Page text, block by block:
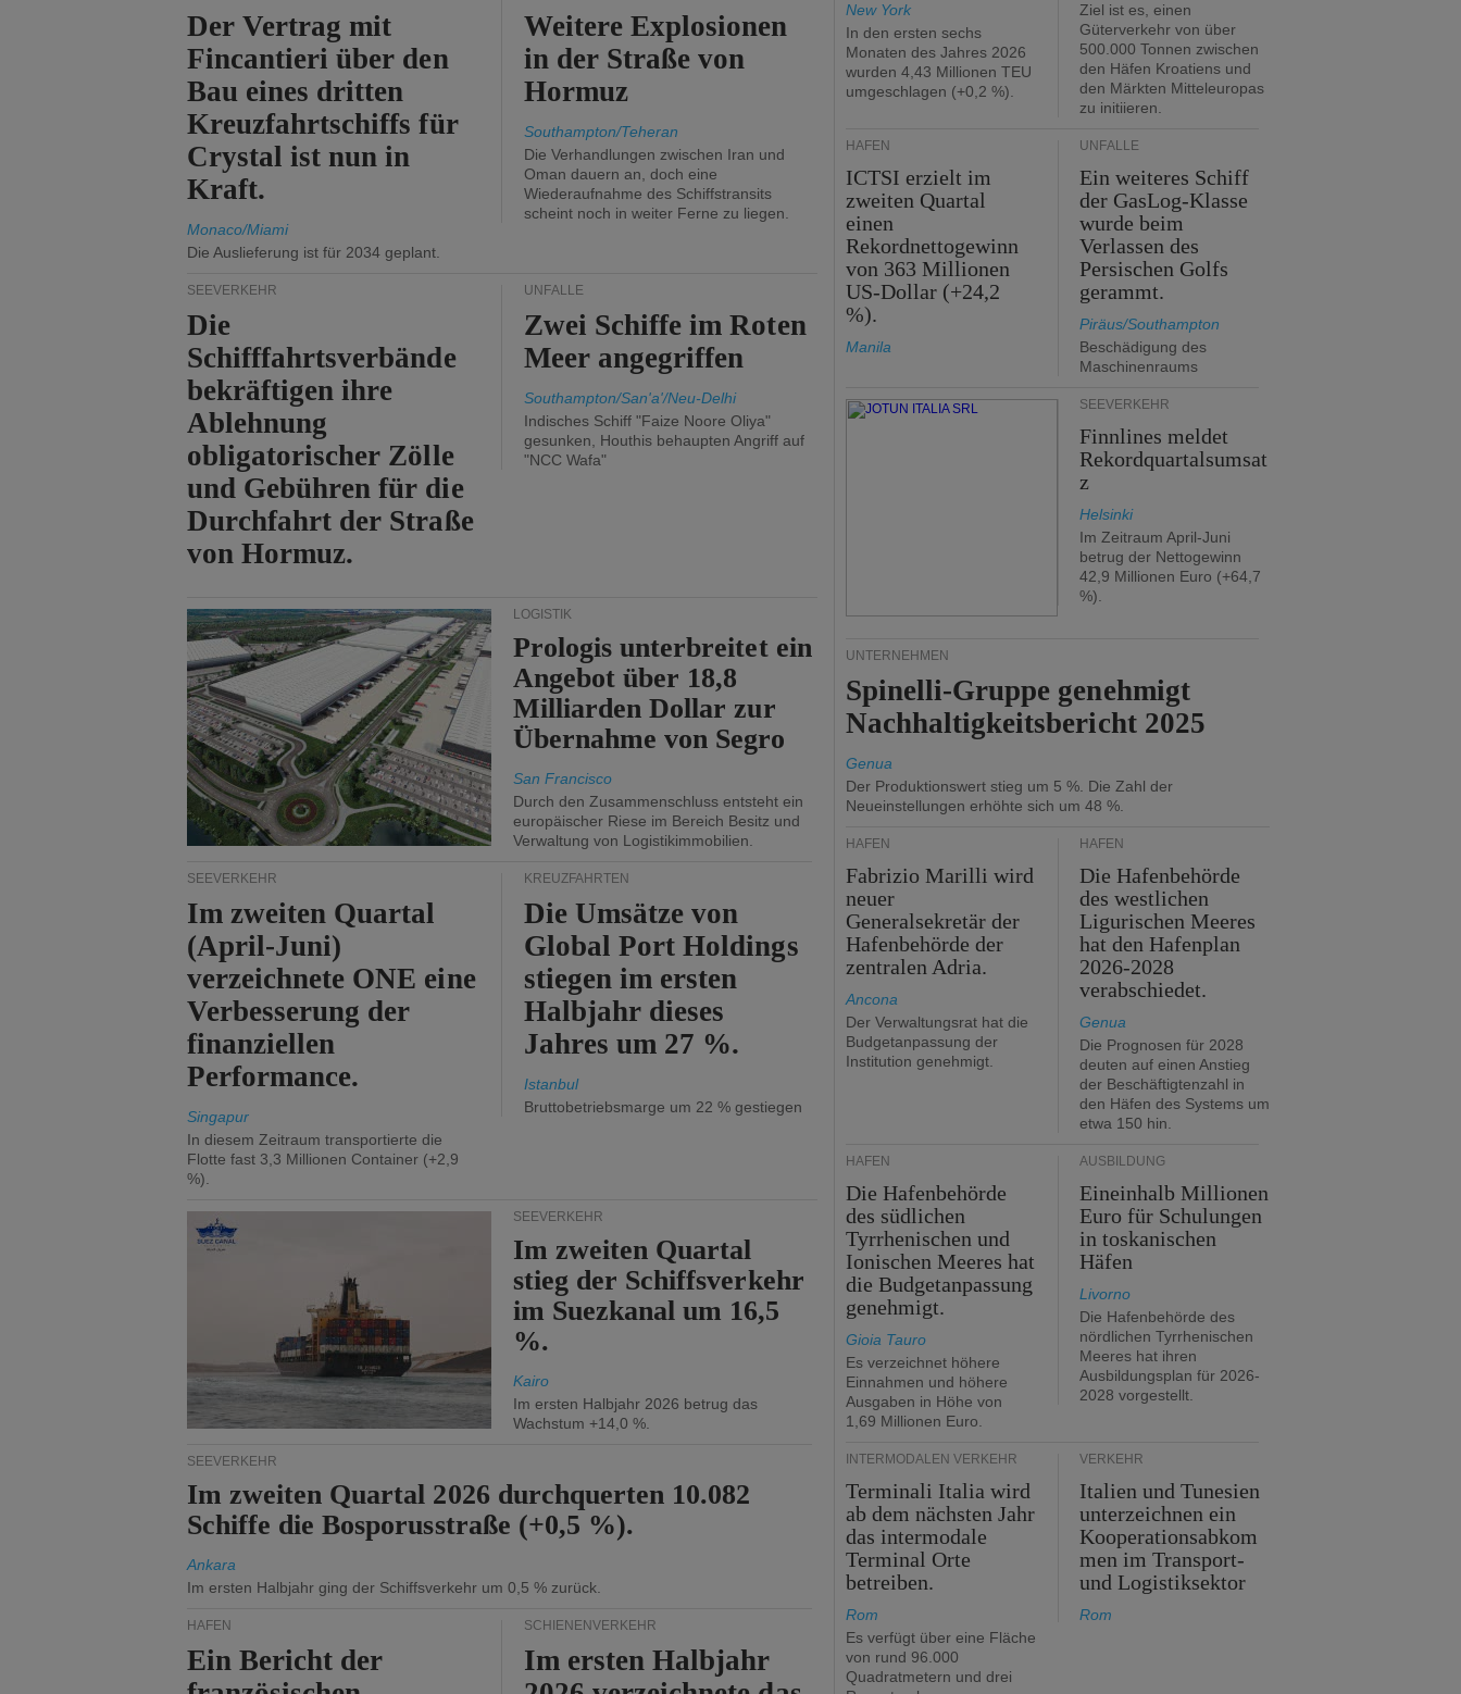
Der Vertrag mit
Fincantieri über den
Bau eines dritten
Kreuzfahrtschiffs für
Crystal ist nun in
Kraft.
Monaco/Miami
Die Auslieferung ist für 2034 geplant.
Weitere Explosionen
in der Straße von
Hormuz
Southampton/Teheran
Die Verhandlungen zwischen Iran und
Oman dauern an, doch eine
Wiederaufnahme des Schiffstransits
scheint noch in weiter Ferne zu liegen.
SEEVERKEHR
Die
Schifffahrtsverbände
bekräftigen ihre
Ablehnung
obligatorischer Zölle
und Gebühren für die
Durchfahrt der Straße
von Hormuz.
UNFÄLLE
Zwei Schiffe im Roten
Meer angegriffen
Southampton/San'a'/Neu-Delhi
Indisches Schiff "Faize Noore Oliya"
gesunken, Houthis behaupten Angriff auf
"NCC Wafa"
LOGISTIK
Prologis unterbreitet ein
Angebot über 18,8
Milliarden Dollar zur
Übernahme von Segro
San Francisco
Durch den Zusammenschluss entsteht ein
europäischer Riese im Bereich Besitz und
Verwaltung von Logistikimmobilien.
SEEVERKEHR
Im zweiten Quartal
(April-Juni)
verzeichnete ONE eine
Verbesserung der
finanziellen
Performance.
Singapur
In diesem Zeitraum transportierte die
Flotte fast 3,3 Millionen Container (+2,9
%).
KREUZFAHRTEN
Die Umsätze von
Global Port Holdings
stiegen im ersten
Halbjahr dieses
Jahres um 27 %.
Istanbul
Bruttobetriebsmarge um 22 % gestiegen
SEEVERKEHR
Im zweiten Quartal
stieg der Schiffsverkehr
im Suezkanal um 16,5
%.
Kairo
Im ersten Halbjahr 2026 betrug das
Wachstum +14,0 %.
SEEVERKEHR
Im zweiten Quartal 2026 durchquerten 10.082
Schiffe die Bosporusstraße (+0,5 %).
Ankara
Im ersten Halbjahr ging der Schiffsverkehr um 0,5 % zurück.
HÄFEN
Ein Bericht der
SCHIENENVERKEHR
Im ersten Halbjahr
New York
In den ersten sechs
Monaten des Jahres 2026
wurden 4,43 Millionen TEU
umgeschlagen (+0,2 %).
Ziel ist es, einen
Güterverkehr von über
500.000 Tonnen zwischen
den Häfen Kroatiens und
den Märkten Mitteleuropas
zu initiieren.
HÄFEN
ICTSI erzielt im
zweiten Quartal
einen
Rekordnettogewinn
von 363 Millionen
US-Dollar (+24,2
%).
Manila
UNFÄLLE
Ein weiteres Schiff
der GasLog-Klasse
wurde beim
Verlassen des
Persischen Golfs
gerammt.
Piräus/Southampton
Beschädigung des
Maschinenraums
SEEVERKEHR
Finnlines meldet
Rekordquartalsumsat
z
Helsinki
Im Zeitraum April-Juni
betrug der Nettogewinn
42,9 Millionen Euro (+64,7
%).
UNTERNEHMEN
Spinelli-Gruppe genehmigt
Nachhaltigkeitsbericht 2025
Genua
Der Produktionswert stieg um 5 %. Die Zahl der
Neueinstellungen erhöhte sich um 48 %.
HÄFEN
Fabrizio Marilli wird
neuer
Generalsekretär der
Hafenbehörde der
zentralen Adria.
Ancona
Der Verwaltungsrat hat die
Budgetanpassung der
Institution genehmigt.
HÄFEN
Die Hafenbehörde
des westlichen
Ligurischen Meeres
hat den Hafenplan
2026-2028
verabschiedet.
Genua
Die Prognosen für 2028
deuten auf einen Anstieg
der Beschäftigtenzahl in
den Häfen des Systems um
etwa 150 hin.
HÄFEN
Die Hafenbehörde
des südlichen
Tyrrhenischen und
Ionischen Meeres hat
die Budgetanpassung
genehmigt.
Gioia Tauro
Es verzeichnet höhere
Einnahmen und höhere
Ausgaben in Höhe von
1,69 Millionen Euro.
AUSBILDUNG
Eineinhalb Millionen
Euro für Schulungen
in toskanischen
Häfen
Livorno
Die Hafenbehörde des
nördlichen Tyrrhenischen
Meeres hat ihren
Ausbildungsplan für 2026-
2028 vorgestellt.
INTERMODALEN VERKEHR
Terminali Italia wird
ab dem nächsten Jahr
das intermodale
Terminal Orte
betreiben.
Rom
Es verfügt über eine Fläche
von rund 96.000
Quadratmetern und drei
VERKEHR
Italien und Tunesien
unterzeichnen ein
Kooperationsabkom
men im Transport-
und Logistiksektor
Rom